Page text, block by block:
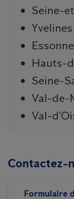
Seine-
Hauts-
Seine-
Val-de-
Val-
Contactez-
Formulaire